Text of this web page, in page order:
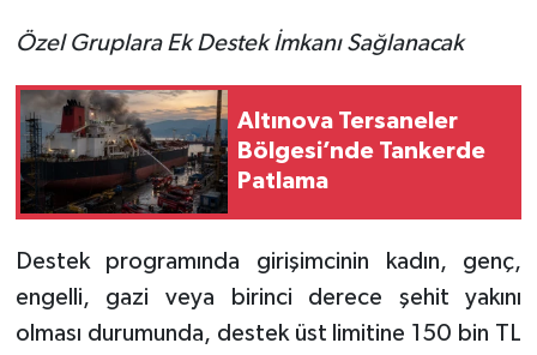
Özel Gruplara Ek Destek İmkanı Sağlanacak
Altınova Tersaneler
Bölgesi’nde Tankerde
Patlama
Destek programında girişimcinin kadın, genç,
engelli, gazi veya birinci derece şehit yakını
olması durumunda, destek üst limitine 150 bin TL